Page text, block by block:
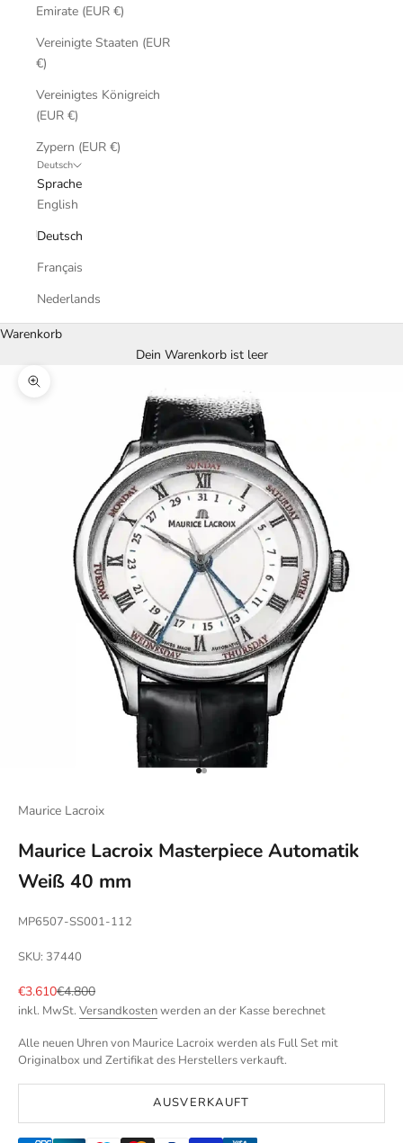
Emirate (EUR €)
Vereinigte Staaten (EUR
€)
Vereinigtes Königreich
(EUR €)
Zypern (EUR €)
Deutsch
Sprache
English
Deutsch
Français
Nederlands
Warenkorb
Dein Warenkorb ist leer
Bild vergrößern
Gehe zu Element 1
Gehe zu Element 2
Maurice Lacroix
Maurice Lacroix Masterpiece Automatik
Weiß 40 mm
MP6507-SS001-112
SKU: 37440
Angebot
€3.610Regulärer Preis
€4.800
inkl. MwSt. Versandkostenwerden an der Kasse berechnet
Alle neuen Uhren von Maurice Lacroix werden als Full Set mit
Originalbox und Zertifikat des Herstellers verkauft.
AUSVERKAUFT